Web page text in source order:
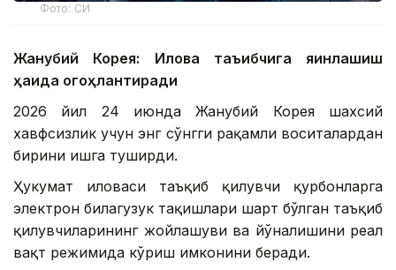
Фото: СИ
Жанубий Корея: Илова таъқибчига яқинлашиш
ҳақида огоҳлантиради
2026 йил 24 июнда Жанубий Корея шахсий
хавфсизлик учун энг сўнгги рақамли воситалардан
бирини ишга туширди.
Ҳукумат иловаси таъқиб қилувчи қурбонларга
электрон билагузук тақишлари шарт бўлган таъқиб
қилувчиларининг жойлашуви ва йўналишини реал
вақт режимида кўриш имконини беради.